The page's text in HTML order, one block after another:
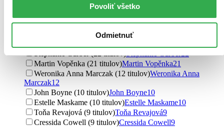
Povoliť všetko
Odmietnuť
Louisa May Alcott (111 titulov)Louisa May Alcott
C.S. Lewis (31 titulov)C.S. Lewis31
C. S. Lewis (30 titulov)C. S. Lewis
Stephanie Garber (22 titulov)Stephanie Garber22
Martin Vopěnka (21 titulov)Martin Vopěnka21
Weronika Anna Marczak (12 titulov)Weronika Anna
Marczak12
John Boyne (10 titulov)John Boyne10
Estelle Maskame (10 titulov)Estelle Maskame10
Toňa Revajová (9 titulov)Toňa Revajová9
Cressida Cowell (9 titulov)Cressida Cowell9